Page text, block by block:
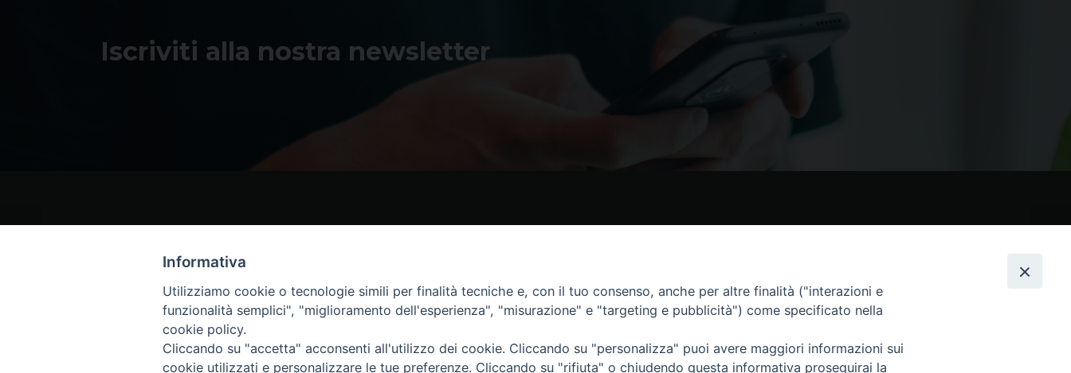
Iscriviti alla nostra newsletter
Piazza Andrea D'Isernia, 2
86170 Isernia
086550849
segreteria@diocesiiserniavenafro.it
Informativa
Utilizziamo cookie o tecnologie simili per finalità tecniche e, con il tuo consenso, anche per altre finalità ("interazioni e
funzionalità semplici", "miglioramento dell'esperienza", "misurazione" e "targeting e pubblicità") come specificato nella
cookie policy.
Cliccando su "accetta" acconsenti all'utilizzo dei cookie. Cliccando su "personalizza" puoi avere maggiori informazioni sui
cookie utilizzati e personalizzare le tue preferenze. Cliccando su "rifiuta" o chiudendo questa informativa proseguirai la